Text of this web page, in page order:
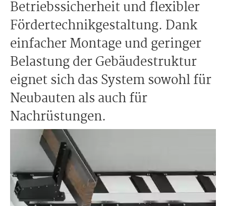
Betriebssicherheit und flexibler
Fördertechnikgestaltung. Dank
einfacher Montage und geringer
Belastung der Gebäudestruktur
eignet sich das System sowohl für
Neubauten als auch für
Nachrüstungen.